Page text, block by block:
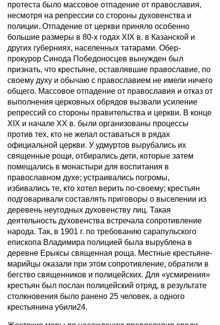
протеста было массовое отпадение от православия,
несмотря на репрессии со стороны духовенства и
полиции. Отпадение от церкви приняло особенно
большие размеры в 80-х годах XIX в. в Казанской и
других губерниях, населенных татарами. Обер-
прокурор Синода Победоносцев вынужден был
признать, что крестьяне, оставлявшие православие, по
своему духу и обычаю с православием не имели ничего
общего. Массовое отпадение от православия и отказ от
выполнения церковных обрядов вызвали усиление
репрессий со стороны правительства и церкви. В конце
XIX и начале XX в. были организованы процессы
против тех, кто не желал оставаться в рядах
официальной церкви. У удмуртов вырубались их
священные рощи, отбирались дети, которые затем
помещались в монастыри для воспитания в
православном духе; устраивались погромы,
избивались те, кто хотел верить по-своему; крестьян
подговаривали составлять приговоры о выселении из
деревень неугодных духовенству лиц. Такая
деятельность духовенства встречала сопротивление
народа. Так, в 1901 г. по требованию сарапульского
епископа Владимира полицией была вырублена в
деревне Ерыксы священная роща. Местные крестьяне-
марийцы оказали при этом сопротивление, обратили в
бегство священников и полицейских. Для «усмирения»
крестьян был послан полицейский отряд, в результате
столкновения было ранено 25 человек, а одного
крестьянина убили24.